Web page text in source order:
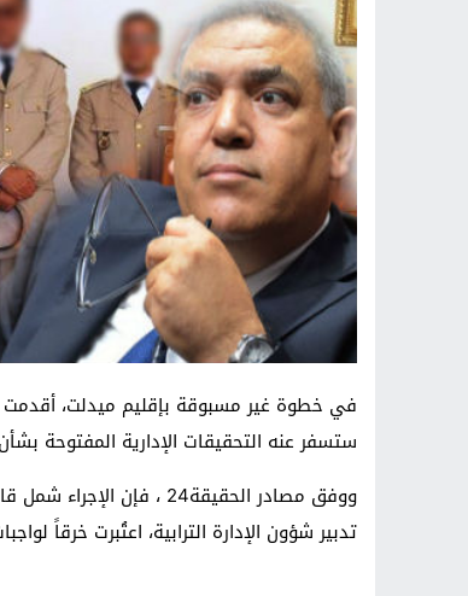
في خطوة غير مسبوقة بإقليم ميدلت، أقدمت
ستسفر عنه التحقيقات الإدارية المفتوحة
ووفق مصادر الحقيقة24
تدبير شؤون الإدارة الترابية، اعتُبرت خرقاً